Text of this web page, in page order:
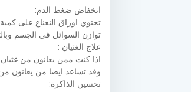
انخفاض ضغط الدم:
تحتوي اوراق النعناع على
توازن السوائل في الجسم
علاج الغثيان :
اذا كنت ممن يعانون من
وقد تساعد ايضا من يعانون من
تحسين الذاكرة: